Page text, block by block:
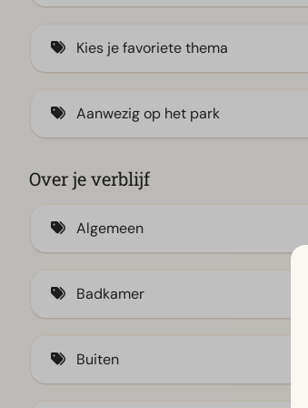
Achterhoek
Efteling
Rotterdam
Kies je favoriete thema
Aanwezig op het park
Binnenzwembad (3)
Bowlingbanen
Indoor speeltuin (1)
Over je verblijf
Algemeen
Badkamer
Buiten